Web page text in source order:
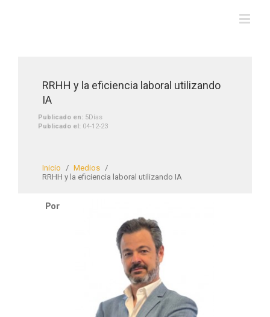
RRHH y la eficiencia laboral utilizando
IA
Publicado en: 5Días
Publicado el: 04-12-23
Inicio / Medios /
RRHH y la eficiencia laboral utilizando IA
Por